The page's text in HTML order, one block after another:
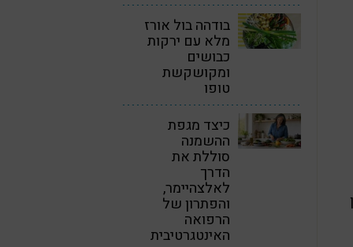
בודהה בול אורז
מלא עם ירקות
כבושים
ומקושקשת
טופו
כיצד מגפת
ההשמנה
סוללת את
הדרך
לאלצהיימר,
והפתרון של
הרפואה
האינטגרטיבית